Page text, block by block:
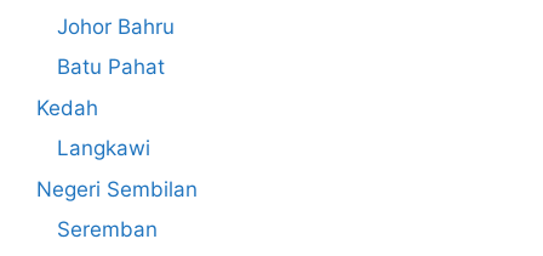
Johor Bahru
Batu Pahat
Kedah
Langkawi
Negeri Sembilan
Seremban